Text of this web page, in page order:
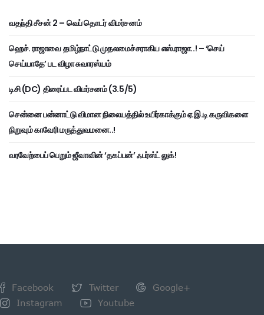
வதந்தி சீசன் 2 – வெப் தொடர் விமர்சனம்
ஹெச். ராஜாவை தமிழ்நாட்டு முதலமைச்சராகிய எஸ்.ராஜா..! – ‘செய்
செய்யாதே’ பட விழா சுவாரஸ்யம்
டிசி (DC) திரைப்பட விமர்சனம் (3.5/5)
சென்னை பன்னாட்டு விமான நிலையத்தில் உயிர்காக்கும் ஏ.இ.டி கருவிகளை
நிறுவும் காவேரி மருத்துவமனை..!
வரவேற்பைப் பெறும் ஜீவாவின் ‘தகப்பன்’ ஃபர்ஸ்ட் லுக்!
Facebook Twitter
Google+
Instagram
Youtube